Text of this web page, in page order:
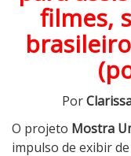
:
A
filmes,
Por
O projeto Mostra
impulso de exibir